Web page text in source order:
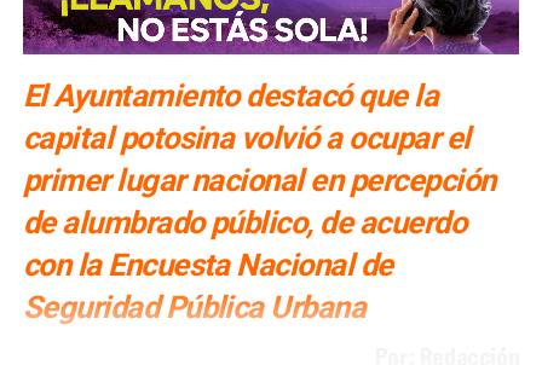
El Ayuntamiento destacó que la
capital potosina volvió a ocupar el
primer lugar nacional en percepción
de alumbrado público, de acuerdo
con la Encuesta Nacional de
Seguridad Pública Urbana